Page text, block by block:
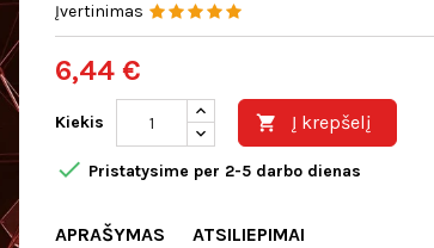
Įvertinimas
6,44 €
Kiekis  Į krepšelį
 Pristatysime per 2-5 darbo dienas
APRAŠYMAS ATSILIEPIMAI